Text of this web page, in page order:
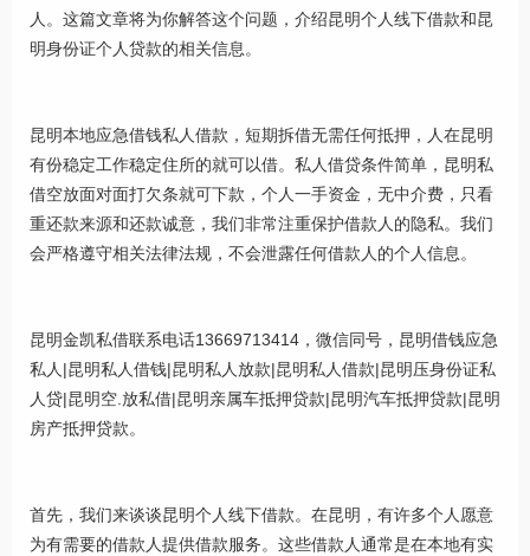
人。这篇文章将为你解答这个问题，介绍昆明个人线下借款和昆
明身份证个人贷款的相关信息。
昆明本地应急借钱私人借款，短期拆借无需任何抵押，人在昆明
有份稳定工作稳定住所的就可以借。私人借贷条件简单，昆明私
借空放面对面打欠条就可下款，个人一手资金，无中介费，只看
重还款来源和还款诚意，我们非常注重保护借款人的隐私。我们
会严格遵守相关法律法规，不会泄露任何借款人的个人信息。
昆明金凯私借联系电话13669713414，微信同号，昆明借钱应急
私人|昆明私人借钱|昆明私人放款|昆明私人借款|昆明压身份证私
人贷|昆明空.放私借|昆明亲属车抵押贷款|昆明汽车抵押贷款|昆明
房产抵押贷款。
首先，我们来谈谈昆明个人线下借款。在昆明，有许多个人愿意
为有需要的借款人提供借款服务。这些借款人通常是在本地有实